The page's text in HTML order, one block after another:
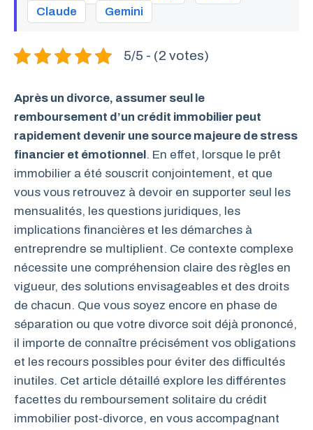
Claude
Gemini
5/5 - (2 votes)
Après un divorce, assumer seul le
remboursement d’un crédit immobilier peut
rapidement devenir une source majeure de stress
financier et émotionnel. En effet, lorsque le prêt
immobilier a été souscrit conjointement, et que
vous vous retrouvez à devoir en supporter seul les
mensualités, les questions juridiques, les
implications financières et les démarches à
entreprendre se multiplient. Ce contexte complexe
nécessite une compréhension claire des règles en
vigueur, des solutions envisageables et des droits
de chacun. Que vous soyez encore en phase de
séparation ou que votre divorce soit déjà prononcé,
il importe de connaître précisément vos obligations
et les recours possibles pour éviter des difficultés
inutiles. Cet article détaillé explore les différentes
facettes du remboursement solitaire du crédit
immobilier post-divorce, en vous accompagnant